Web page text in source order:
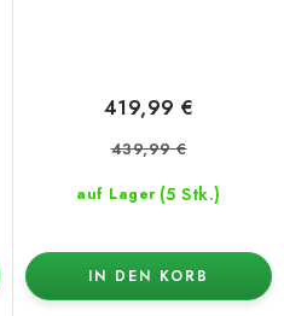
auf Lager (5 Stk.)
419,99 €
439,99 €
IN DEN KORB